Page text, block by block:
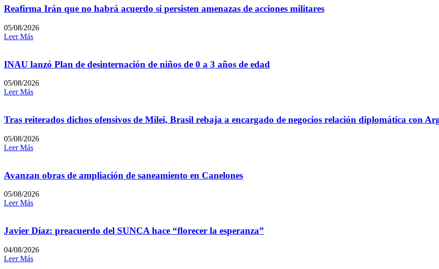
Reafirma Irán que no habrá acuerdo si persisten amenazas de acciones militares
05/08/2026
Leer Más
INAU lanzó Plan de desinternación de niños de 0 a 3 años de edad
05/08/2026
Leer Más
Tras reiterados dichos ofensivos de Milei, Brasil rebaja a encargado de negocios relación diplomática con
05/08/2026
Leer Más
Avanzan obras de ampliación de saneamiento en Canelones
05/08/2026
Leer Más
Javier Díaz: preacuerdo del SUNCA hace “florecer la esperanza”
04/08/2026
Leer Más